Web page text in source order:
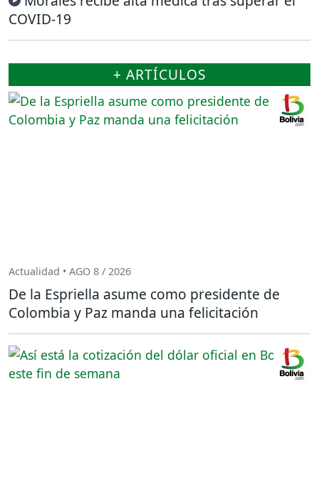
COVID-19
+ ARTÍCULOS
Actualidad • AGO 8 / 2026
De la Espriella asume como presidente de
Colombia y Paz manda una felicitación